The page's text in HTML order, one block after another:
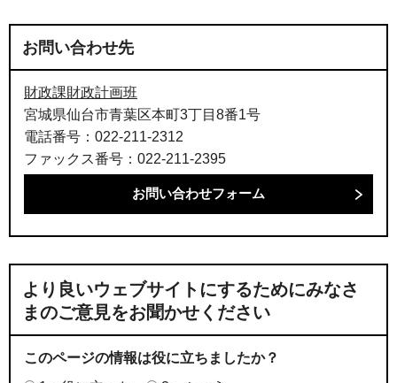
お問い合わせ先
財政課財政計画班
宮城県仙台市青葉区本町3丁目8番1号
電話番号：022-211-2312
ファックス番号：022-211-2395
より良いウェブサイトにするためにみなさ
まのご意見をお聞かせください
このページの情報は役に立ちましたか？